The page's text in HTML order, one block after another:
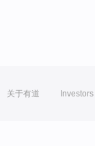
关于有道 Investors